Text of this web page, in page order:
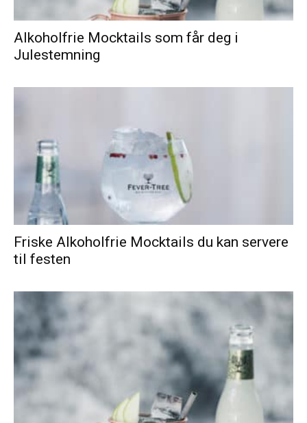
Alkoholfrie Mocktails som får deg i
Julestemning
Friske Alkoholfrie Mocktails du kan servere
til festen